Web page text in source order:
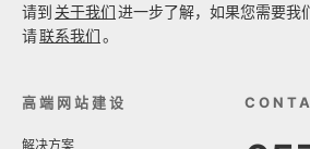
请到 关于我们进一步了解，如果您需要我
请联系我们。
高端网站建设
解决方案